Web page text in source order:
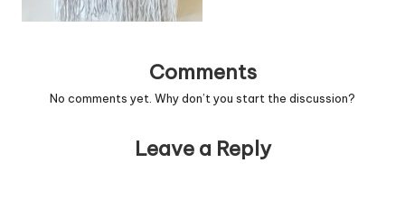
Comments
No comments yet. Why don’t you start the discussion?
Leave a Reply